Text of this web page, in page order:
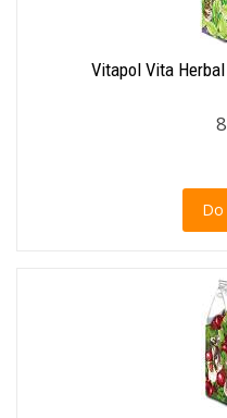
Vitapol Vita
Do